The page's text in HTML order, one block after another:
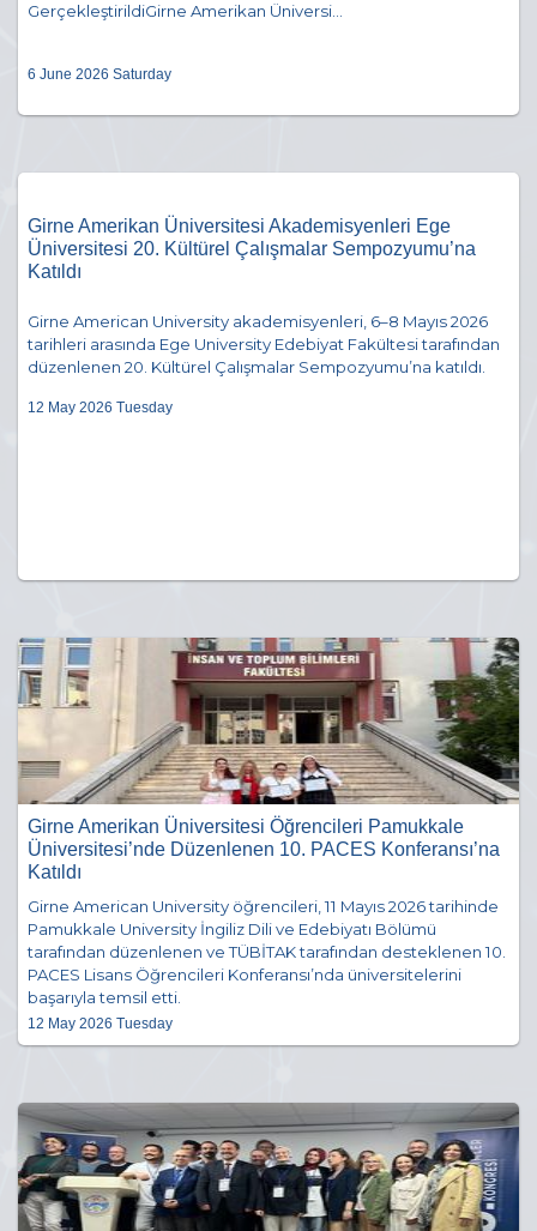
GerçekleştirildiGirne Amerikan Üniversi...
6 June 2026 Saturday
Girne Amerikan Üniversitesi Akademisyenleri Ege
Üniversitesi 20. Kültürel Çalışmalar Sempozyumu’na
Katıldı
Girne American University akademisyenleri, 6–8 Mayıs 2026
tarihleri arasında Ege University Edebiyat Fakültesi tarafından
düzenlenen 20. Kültürel Çalışmalar Sempozyumu’na katıldı.
12 May 2026 Tuesday
Girne Amerikan Üniversitesi Öğrencileri Pamukkale
Üniversitesi’nde Düzenlenen 10. PACES Konferansı’na
Katıldı
Girne American University öğrencileri, 11 Mayıs 2026 tarihinde
Pamukkale University İngiliz Dili ve Edebiyatı Bölümü
tarafından düzenlenen ve TÜBİTAK tarafından desteklenen 10.
PACES Lisans Öğrencileri Konferansı’nda üniversitelerini
başarıyla temsil etti.
12 May 2026 Tuesday